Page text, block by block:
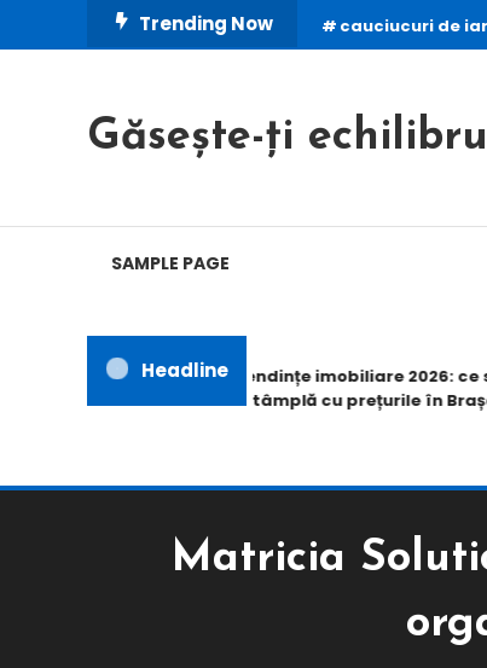
To
Trending Now cauciucuri de
Găsește-ți
SAMPLE PAGE
HeadlineTendințe imobiliare 2026: ce se
întâmplă cu prețurile în Brașov
Matricia